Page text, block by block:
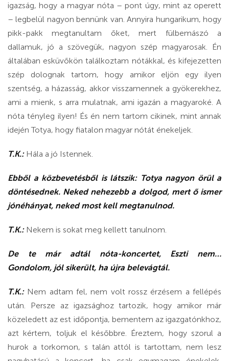
igazság, hogy a magyar nóta – pont úgy, mint az operett
– legbelül nagyon bennünk van. Annyira hungarikum, hogy
pikk-pakk megtanultam őket, mert fülbemászó a
dallamuk, jó a szövegük, nagyon szép magyarosak. Én
általában esküvőkön találkoztam nótákkal, és kifejezetten
szép dolognak tartom, hogy amikor eljön egy ilyen
szentség, a házasság, akkor visszamennek a gyökerekhez,
ami a mienk, s arra mulatnak, ami igazán a magyaroké. A
nóta tényleg ilyen! És én nem tartom cikinek, mint annak
idején Totya, hogy fiatalon magyar nótát énekeljek.
T.K.:Hála a jó Istennek.
Ebből a közbevetésből is látszik: Totya nagyon örül a
döntésednek. Neked nehezebb a dolgod, mert ő ismer
jónéhányat, neked most kell megtanulnod.
T.K.: Nekem is sokat meg kellett tanulnom.
De te már adtál nóta-koncertet, Eszti nem…
Gondolom, jól sikerült, ha újra belevágtál.
T.K.: Nem adtam fel, nem volt rossz érzésem a fellépés
után. Persze az igazsághoz tartozik, hogy amikor már
közeledett az est időpontja, bementem az igazgatónkhoz,
azt kértem, toljuk el későbbre. Éreztem, hogy szorul a
hurok a torkomon, s talán attól is tartottam, nem lesz